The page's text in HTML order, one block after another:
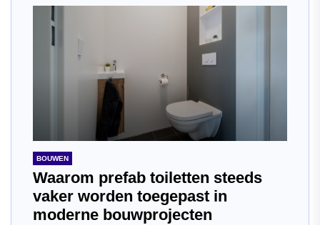
BOUWEN
Waarom prefab toiletten steeds
vaker worden toegepast in
moderne bouwprojecten